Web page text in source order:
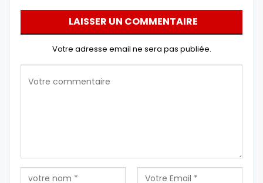
LAISSER UN COMMENTAIRE
Votre adresse email ne sera pas publiée.